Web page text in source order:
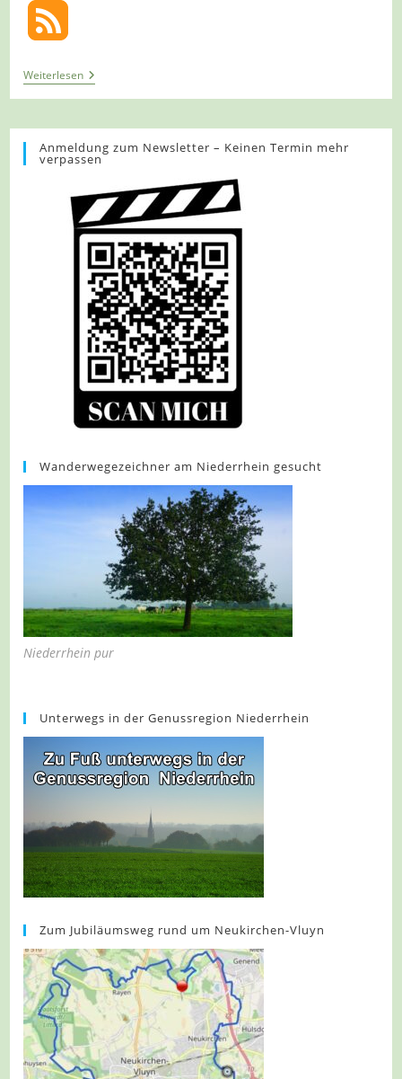
WeiterlesenTour
1270
–
–
Auf
Dem
In
Wegbergs
Norden
Anmeldung zum Newsletter – Keinen Termin mehr
verpassen
Wanderwegezeichner am Niederrhein gesucht
Niederrhein pur
Unterwegs in der Genussregion Niederrhein
Zum Jubiläumsweg rund um Neukirchen-Vluyn